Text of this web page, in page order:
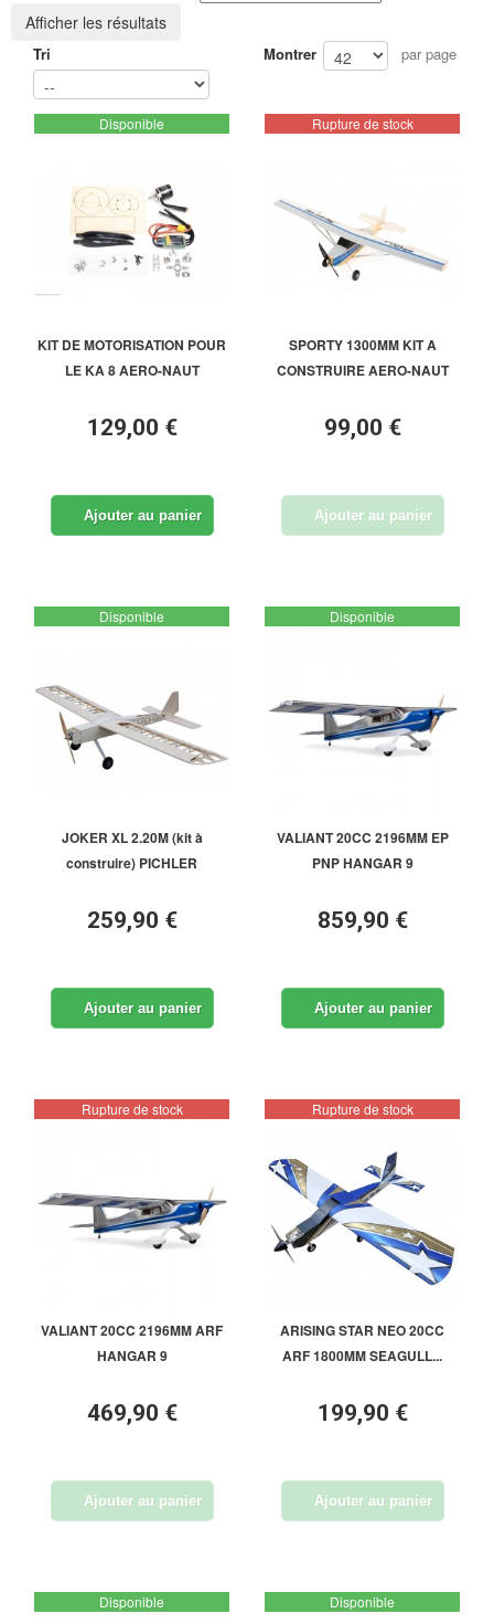
Afficher les résultats
Tri Montrer par page
Disponible
KIT DE MOTORISATION POUR
LE KA 8 AERO-NAUT
129,00 €
Ajouter au panier
Rupture de stock
SPORTY 1300MM KIT A
CONSTRUIRE AERO-NAUT
99,00 €
Ajouter au panier
Disponible
JOKER XL 2.20M (kit à
construire) PICHLER
259,90 €
Ajouter au panier
Disponible
VALIANT 20CC 2196MM EP
PNP HANGAR 9
859,90 €
Ajouter au panier
Rupture de stock
VALIANT 20CC 2196MM ARF
HANGAR 9
469,90 €
Ajouter au panier
Rupture de stock
ARISING STAR NEO 20CC
ARF 1800MM SEAGULL...
199,90 €
Ajouter au panier
Disponible Disponible